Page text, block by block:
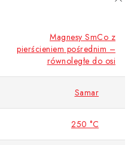
Magnesy SmCo z
pierścieniem pośrednim –
równoległe do osi
Samar
250 °C